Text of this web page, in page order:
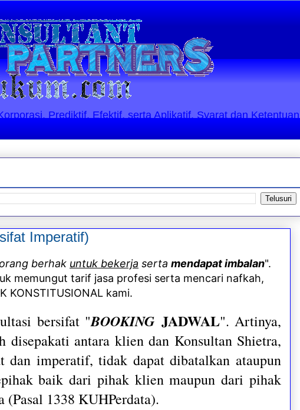
Prediktif, Efektif, serta Aplikatif. Syarat dan Ketentuan
Imperatif)
berhak untuk bekerja serta mendapat imbalan".
memungut tarif jasa profesi serta mencari nafkah,
KONSTITUSIONAL kami.
bersifat "BOOKING JADWAL". Artinya,
disepakati antara klien dan Konsultan Shietra,
dan imperatif, tidak dapat dibatalkan ataupun
baik dari pihak klien maupun dari pihak
(Pasal 1338 KUHPerdata).